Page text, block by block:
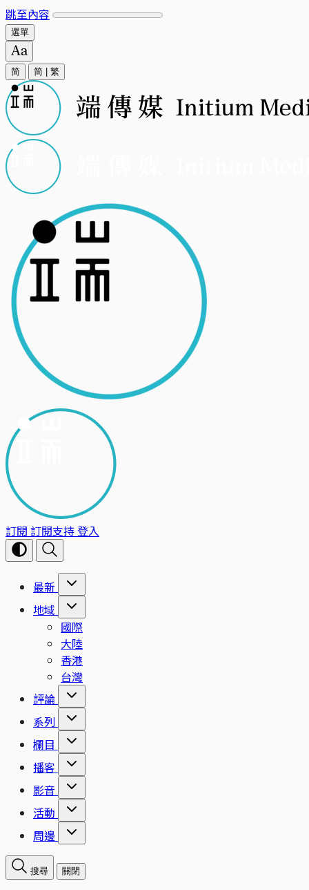
跳至內容
選單
简 简 繁
訂閱 訂閱支持登入
最新
地域
國際
大陸
香港
台灣
評論
系列
欄目
播客
影音
活動
周邊
搜尋 關閉